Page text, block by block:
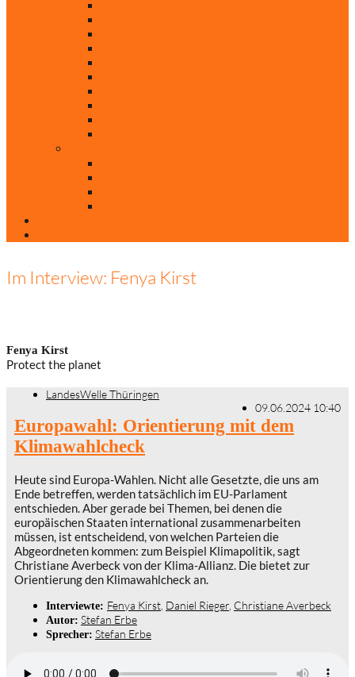
Im Interview: Fenya Kirst
Fenya Kirst
Protect the planet
LandesWelle Thüringen
09.06.2024 10:40
Europawahl: Orientierung mit dem
Klimawahlcheck
Heute sind Europa-Wahlen. Nicht alle Gesetzte, die uns am
Ende betreffen, werden tatsächlich im EU-Parlament
entschieden. Aber gerade bei Themen, bei denen die
europäischen Staaten international zusammenarbeiten
müssen, ist entscheidend, von welchen Parteien die
Abgeordneten kommen: zum Beispiel Klimapolitik, sagt
Christiane Averbeck von der Klima-Allianz. Die bietet zur
Orientierung den Klimawahlcheck an.
Interviewte: Fenya Kirst Daniel Rieger Christiane Averbeck
Autor: Stefan Erbe
Sprecher: Stefan Erbe